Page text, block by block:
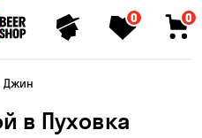
0 0
Джин
в Пуховка